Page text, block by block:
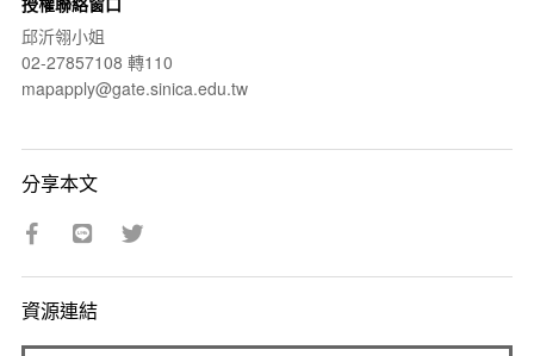
邱沂翎小姐
02-27857108 轉110
mapapply@gate.sinica.edu.tw
分享本文
資源連結